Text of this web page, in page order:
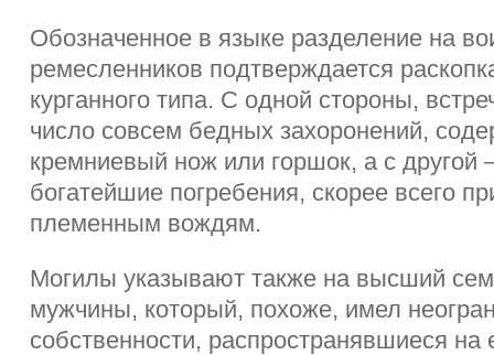
Обозначенное в языке разделение на
ремесленников подтверждается
курганного типа. С одной стороны,
число совсем бедных захоронений,
кремниевый нож или горшок, а с другой
богатейшие погребения, скорее всего
племенным вождям.
Могилы указывают также на высший
мужчины, который, похоже, имел
собственности, распространявшиеся на